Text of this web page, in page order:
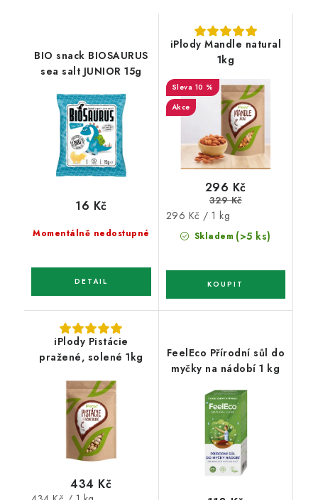
BIO snack BIOSAURUS
sea salt JUNIOR 15g
Momentálně nedostupné
16 Kč
iPlody Mandle natural
1kg
10 %
Akce
Skladem (>5 ks)
296 Kč
329 Kč
Měrná
cena:
296 Kč / 1 kg
iPlody Pistácie
pražené, solené 1kg
434 Kč
FeelEco Přírodní sůl do
myčky na nádobí 1 kg